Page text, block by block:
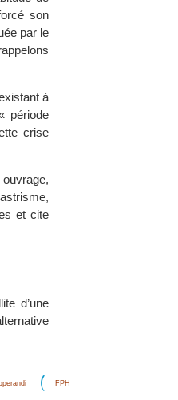
son
par le
à
période
crise
et cite
d’une
FPH